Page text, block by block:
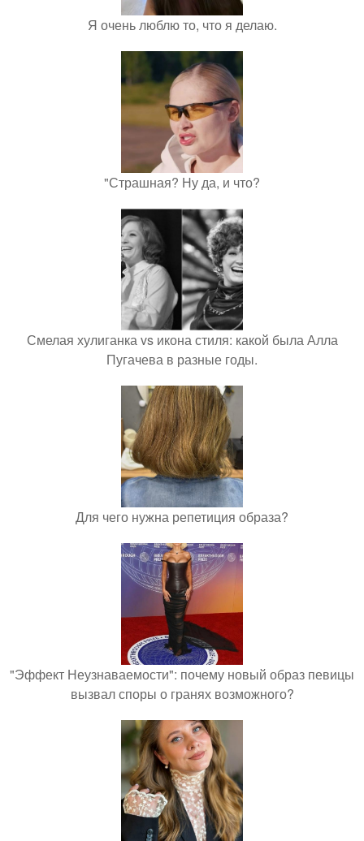
Я очень люблю то, что я делаю.
"Страшная? Ну да, и что?
Смелая хулиганка vs икона стиля: какой была Алла
Пугачева в разные годы.
Для чего нужна репетиция образа?
"Эффект Неузнаваемости": почему новый образ певицы
вызвал споры о гранях возможного?